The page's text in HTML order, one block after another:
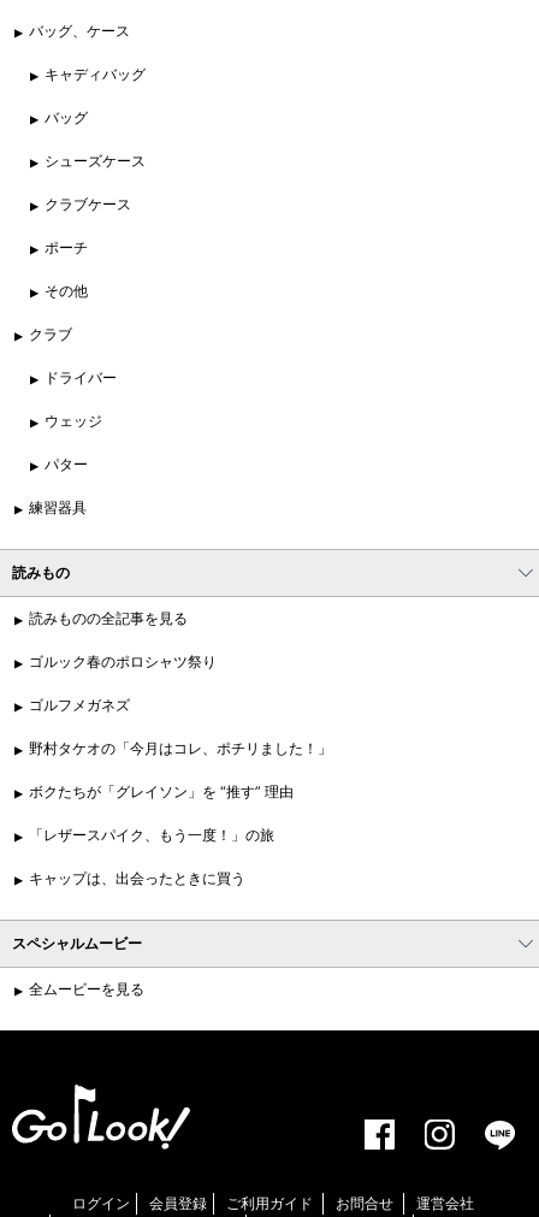
バッグ、ケース
キャディバッグ
バッグ
シューズケース
クラブケース
ポーチ
その他
クラブ
ドライバー
ウェッジ
パター
練習器具
読みもの
読みものの全記事を見る
ゴルック春のポロシャツ祭り
ゴルフメガネズ
野村タケオの「今月はコレ、ポチリました！」
ボクたちが「グレイソン」を “推す” 理由
「レザースパイク、もう一度！」の旅
キャップは、出会ったときに買う
スペシャルムービー
全ムービーを見る
ログイン 会員登録 ご利用ガイド お問合せ
運営会社